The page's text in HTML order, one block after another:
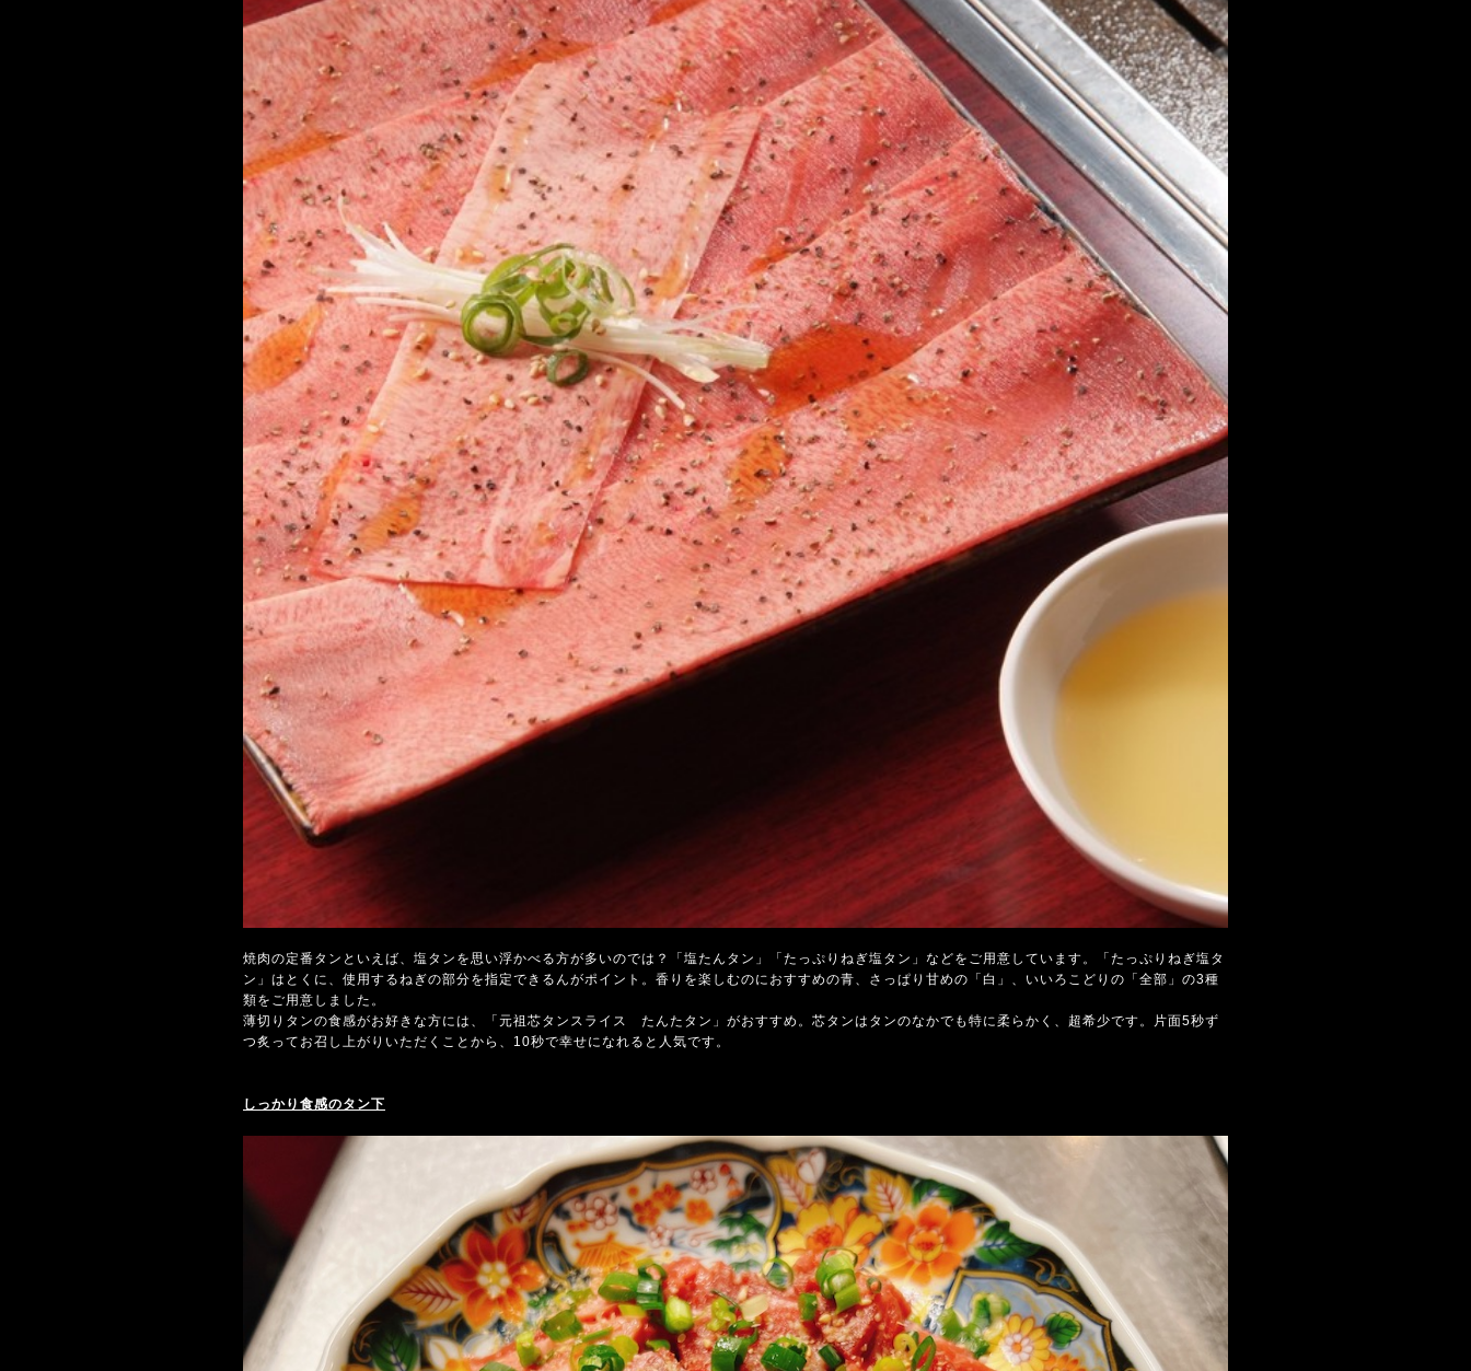
焼肉の定番タンといえば、塩タンを思い浮かべる方が多いのでは？「塩たんタン」「たっぷりねぎ塩タン」などをご用意しています。「たっぷりねぎ塩タ
ン」はとくに、使用するねぎの部分を指定できるんがポイント。香りを楽しむのにおすすめの青、さっぱり甘めの「白」、いいろこどりの「全部」の3種
類をご用意しました。
薄切りタンの食感がお好きな方には、「元祖芯タンスライス たんたタン」がおすすめ。芯タンはタンのなかでも特に柔らかく、超希少です。片面5秒ず
つ炙ってお召し上がりいただくことから、10秒で幸せになれると人気です。
しっかり食感のタン下